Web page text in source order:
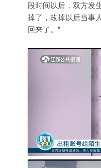
段时间以后，双方发
掉了，改掉以后当事
回来了。”